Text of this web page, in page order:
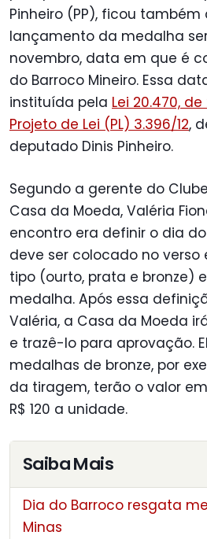
Pinheiro (PP), ficou
lançamento da medalha
novembro, data em que é
do Barroco Mineiro. Essa
instituída pela Lei 20.470, de
Projeto de Lei (PL) 3.396/12,
deputado Dinis Pinheiro.
Segundo a gerente do
Casa da Moeda, Valéria
encontro era definir o dia
deve ser colocado no verso
tipo (ourto, prata e bronze)
medalha. Após essa
Valéria, a Casa da Moeda
e trazê-lo para aprovação.
medalhas de bronze, por
da tiragem, terão o valor
R$ 120 a unidade.
Saiba Mais
Dia do Barroco resgata
Minas